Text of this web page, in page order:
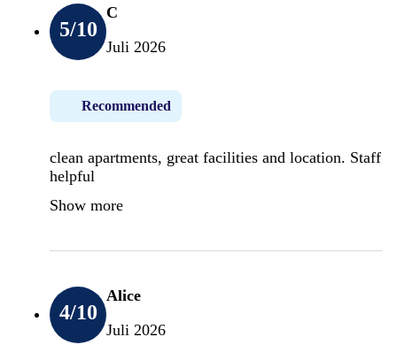
5/10
C
Juli 2026
Recommended
clean apartments, great facilities and location. Staff
helpful
Show more
4/10
Alice
Juli 2026